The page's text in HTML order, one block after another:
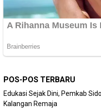
POS-POS TERBARU
Edukasi Sejak Dini, Pemkab
Kalangan Remaja